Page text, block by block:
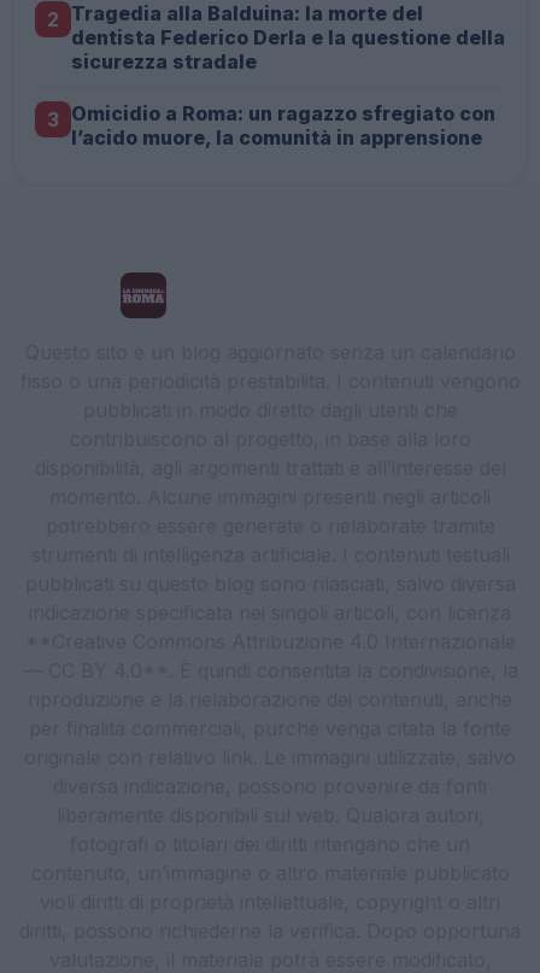
2 Tragedia alla Balduina: la morte del
dentista Federico Derla e la questione della
sicurezza stradale
3 Omicidio a Roma: un ragazzo sfregiato con
l’acido muore, la comunità in apprensione